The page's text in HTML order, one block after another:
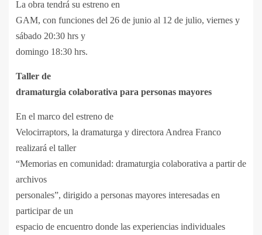
La obra tendrá su estreno en
GAM, con funciones del 26 de junio al 12 de julio, viernes y
sábado 20:30 hrs y
domingo 18:30 hrs.
Taller de
dramaturgia colaborativa para personas mayores
En el marco del estreno de
Velocirraptors, la dramaturga y directora Andrea Franco
realizará el taller
“Memorias en comunidad: dramaturgia colaborativa a partir de
archivos
personales”, dirigido a personas mayores interesadas en
participar de un
espacio de encuentro donde las experiencias individuales